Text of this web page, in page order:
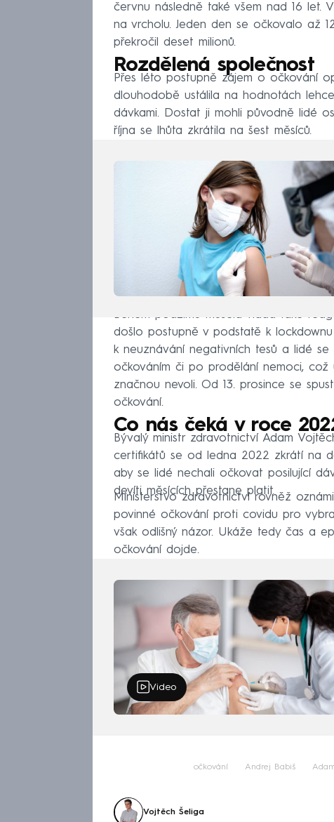
červnu následně také všem nad 16 let.
na vrcholu. Jeden den se očkovalo až
překročil deset milionů.
Rozdělená společnost
Přes léto postupně zájem o očkování
dlouhodobě ustálila na hodnotách
dávkami. Dostat ji mohli původně lidé
října se lhůta zkrátila na šest měsíců.
Během podzimu musela vláda také
došlo postupně v podstatě k
k neuznávání negativních tesů a lidé
očkováním či po prodělání nemoci,
značnou nevoli. Od 13. prosince se
očkování.
Co nás čeká v roce
Bývalý ministr zdravotnictví Adam
certifikátů se od ledna 2022 zkrátí na
aby se lidé nechali očkovat posilující
devíti měsících přestane platit.
Ministerstvo zdravotnictví rovněž
povinné očkování proti covidu pro
však odlišný názor. Ukáže tedy čas a
očkování dojde.
Video
očkování Andrej Babiš
Vojtěch Šeliga